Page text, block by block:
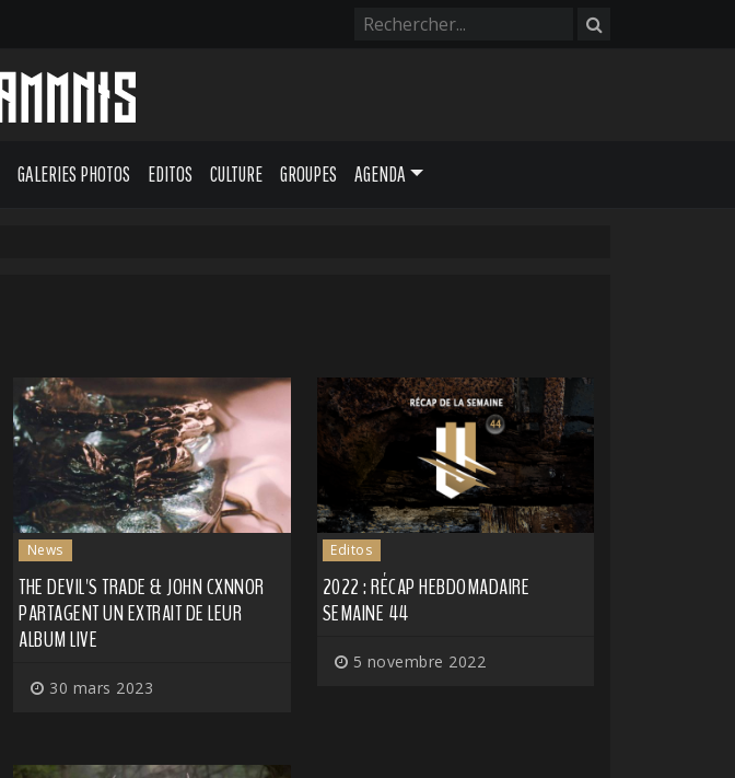
GALERIES PHOTOS EDITOS CULTURE GROUPES AGENDA
News
THE DEVIL'S TRADE & JOHN CXNNOR
PARTAGENT UN EXTRAIT DE LEUR
ALBUM LIVE
30 mars 2023
Editos
2022 : RÉCAP HEBDOMADAIRE
SEMAINE 44
5 novembre 2022